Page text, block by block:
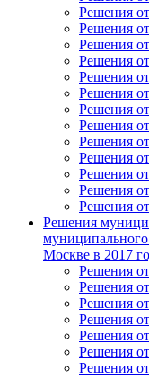
Решения
Решения
Решения
Решения
Решения
Решения
Решения
Решения
Решения
Решения
Решения
Решения
Решения
Решения
Москве в 2017
Решения
Решения
Решения
Решения
Решения
Решения
Решения